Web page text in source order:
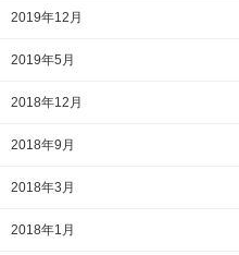
2019年12月
2019年5月
2018年12月
2018年9月
2018年3月
2018年1月